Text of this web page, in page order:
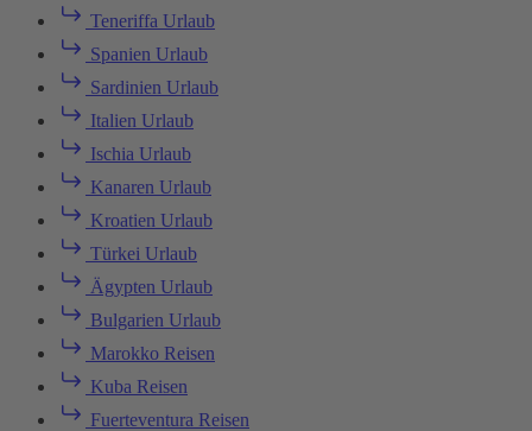
Teneriffa Urlaub
Spanien Urlaub
Sardinien Urlaub
Italien Urlaub
Ischia Urlaub
Kanaren Urlaub
Kroatien Urlaub
Türkei Urlaub
Ägypten Urlaub
Bulgarien Urlaub
Marokko Reisen
Kuba Reisen
Fuerteventura Reisen